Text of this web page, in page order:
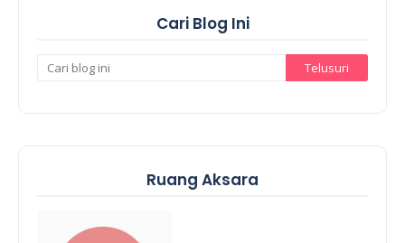
Cari Blog Ini
Ruang Aksara